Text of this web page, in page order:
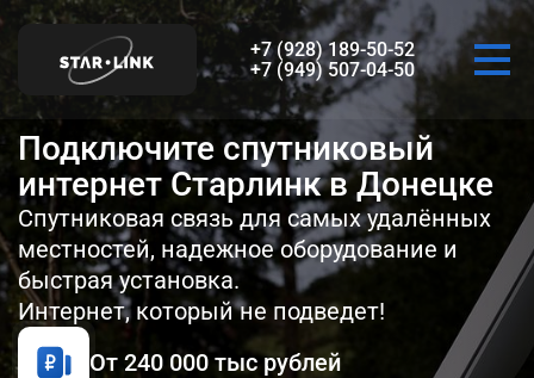
+7 (928) 189-50-52
+7 (949) 507-04-50‬
Подключите спутниковый
интернетСтарлинк в Донецке
Спутниковая связь для самых удалённых
местностей, надежное оборудование и
быстрая установка.
Интернет, который не подведет!
От 240 000 тыс рублей